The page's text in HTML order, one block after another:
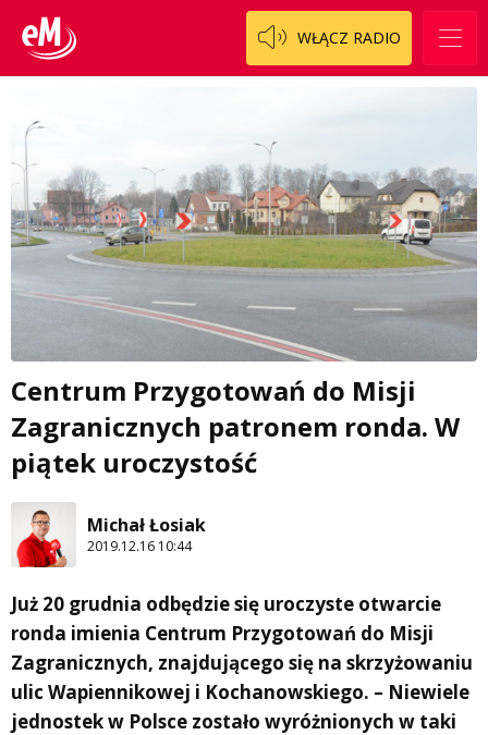
WŁĄCZ RADIO
Centrum Przygotowań do Misji
Zagranicznych patronem ronda. W
piątek uroczystość
Michał Łosiak
2019.12.16 10:44
Już 20 grudnia odbędzie się uroczyste otwarcie
ronda imienia Centrum Przygotowań do Misji
Zagranicznych, znajdującego się na skrzyżowaniu
ulic Wapiennikowej i Kochanowskiego. – Niewiele
jednostek w Polsce zostało wyróżnionych w taki